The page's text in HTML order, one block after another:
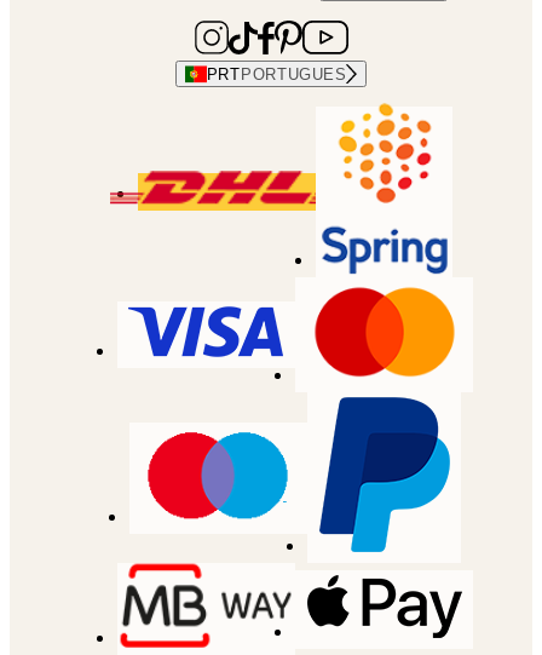
PRT PORTUGUES